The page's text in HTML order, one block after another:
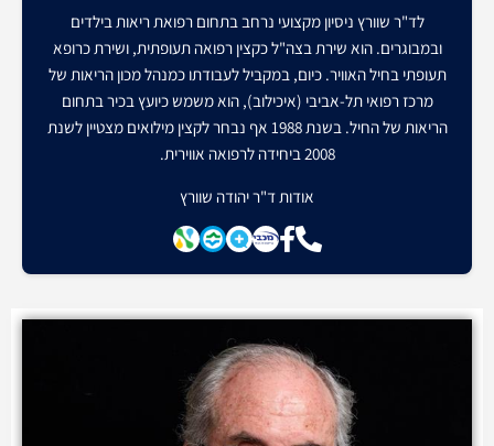
לד"ר שוורץ ניסיון מקצועי נרחב בתחום רפואת ריאות בילדים
ובמבוגרים. הוא שירת בצה"ל כקצין רפואה תעופתית, ושירת כרופא
תעופתי בחיל האוויר. כיום, במקביל לעבודתו כמנהל מכון הריאות של
מרכז רפואי תל-אביבי (איכילוב), הוא משמש כיועץ בכיר בתחום
הריאות של החיל. בשנת 1988 אף נבחר לקצין מילואים מצטיין לשנת
2008 ביחידה לרפואה אווירית.
אודות ד"ר יהודה שוורץ